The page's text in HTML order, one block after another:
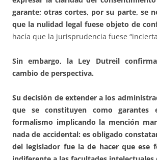
garante; otras cortes, por su parte, se
que la nulidad legal fuese objeto de
hacía que la jurisprudencia fuese
Sin embargo, la Ley Dutreil
cambio de perspectiva.
Su decisión de extender a los
que se constituyen como garantes
formalismo implicando la mención
nada de accidental: es obligado
del legislador fue la de hacer que ese